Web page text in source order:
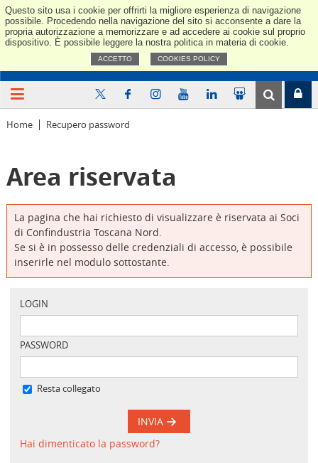
Questo sito usa i cookie per offrirti la migliore esperienza di navigazione
possibile. Procedendo nella navigazione del sito si acconsente a dare la
propria autorizzazione a memorizzare e ad accedere ai cookie sul proprio
dispositivo. È possibile leggere la nostra politica in materia di cookie.
ACCETTO COOKIES POLICY
Home Recupero password
Area riservata
La pagina che hai richiesto di visualizzare è riservata ai Soci
di Confindustria Toscana Nord.
Se si è in possesso delle credenziali di accesso, è possibile
inserirle nel modulo sottostante.
LOGIN
PASSWORD
Resta collegato
INVIA
Hai dimenticato la password?